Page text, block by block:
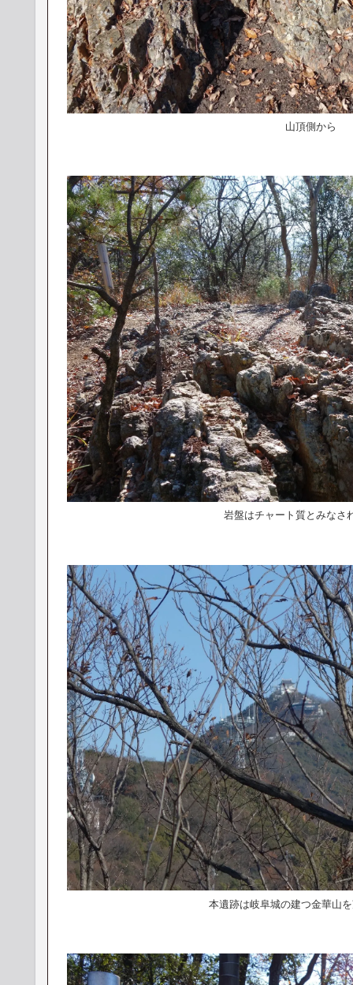
山頂側から
岩盤はチャート質とみなさ
本遺跡は岐阜城の建つ金華山